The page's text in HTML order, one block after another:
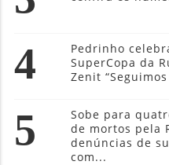
4
Pedrinho
SuperCopa da
Zenit
5
Sobe para
de mortos pela
denúncias de
com...